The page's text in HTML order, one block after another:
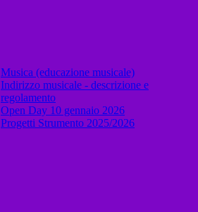
Musica (educazione musicale)
Indirizzo musicale - descrizione e
regolamento
Open Day 10 gennaio 2026
Progetti Strumento 2025/2026